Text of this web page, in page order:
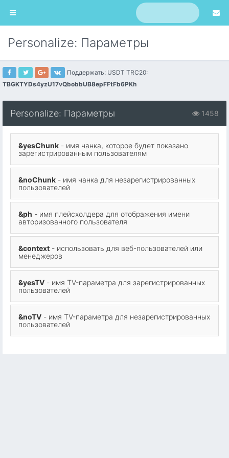
Personalize: Параметры
Поддержать: USDT TRC20:
TBGKTYDs4yzU17vQbobbUB8epFFtFb6PKh
1458
Personalize: Параметры
&yesChunk - имя чанка, которое будет показано
зарегистрированным пользователям
&noChunk - имя чанка для незарегистрированных
пользователей
&ph - имя плейсхолдера для отображения имени
авторизованного пользователя
&context - использовать для веб-пользователей или
менеджеров
&yesTV - имя TV-параметра для зарегистрированных
пользователей
&noTV - имя TV-параметра для незарегистрированных
пользователей